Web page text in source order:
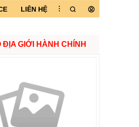
LIÊN HỆ
ĐỊA GIỚI HÀNH CHÍNH